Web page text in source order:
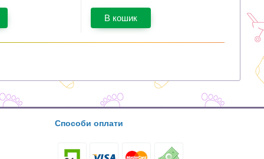
В кошик
Способи оплати